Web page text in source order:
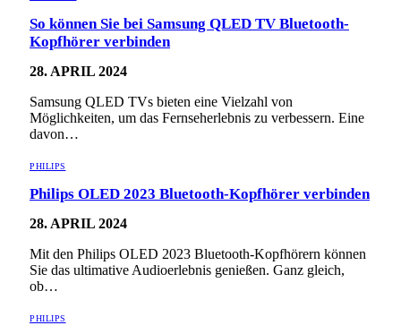
So können Sie bei Samsung QLED TV Bluetooth-
Kopfhörer verbinden
28. APRIL 2024
Samsung QLED TVs bieten eine Vielzahl von
Möglichkeiten, um das Fernseherlebnis zu verbessern. Eine
davon…
PHILIPS
Philips OLED 2023 Bluetooth-Kopfhörer verbinden
28. APRIL 2024
Mit den Philips OLED 2023 Bluetooth-Kopfhörern können
Sie das ultimative Audioerlebnis genießen. Ganz gleich,
ob…
PHILIPS